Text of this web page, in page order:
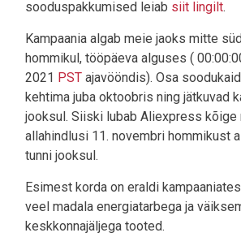
sooduspakkumised leiab siit lingilt.
Kampaania algab meie jaoks mitte
hommikul, tööpäeva alguses (
2021 PST ajavööndis). Osa
kehtima juba oktoobris ning jätkuvad
jooksul. Siiski lubab Aliexpress kõige
allahindlusi 11. novembri hommikust
tunni jooksul.
Esimest korda on eraldi
veel madala energiatarbega ja
keskkonnajäljega tooted.